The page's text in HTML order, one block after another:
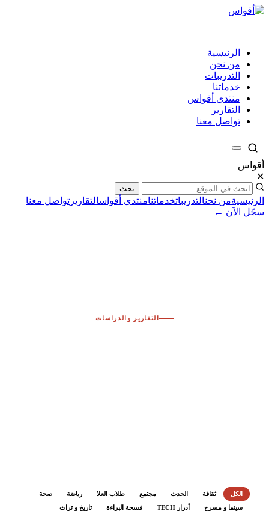
الرئيسية
من نحن
التدريبات
خدماتنا
منتدى أقواس
التقارير
تواصل معنا
أقواس
✕
بحث
الرئيسيةمن نحنالتدريباتخدماتنامنتدى أقواسالتقارير تواصل معنا
سجّل الآن ←
التقارير والدراسات
الكل ثقافة الحدث مجتمع طلاب العلا رياضة
صحة
سينما و مسرح
أدرار TECH فسحة البراءة
تاريخ و تراث